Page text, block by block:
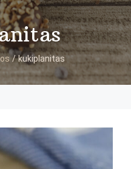
/ kukiplanitas